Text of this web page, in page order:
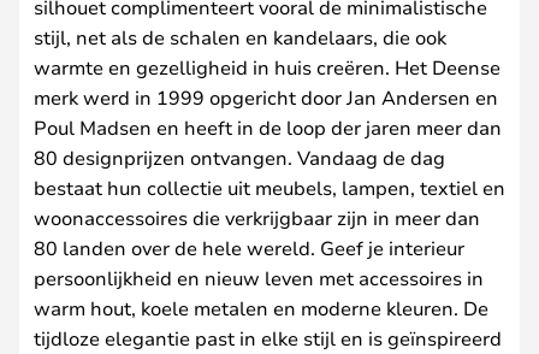
silhouet complimenteert vooral de minimalistische
stijl, net als de schalen en kandelaars, die ook
warmte en gezelligheid in huis creëren. Het Deense
merk werd in 1999 opgericht door Jan Andersen en
Poul Madsen en heeft in de loop der jaren meer dan
80 designprijzen ontvangen. Vandaag de dag
bestaat hun collectie uit meubels, lampen, textiel en
woonaccessoires die verkrijgbaar zijn in meer dan
80 landen over de hele wereld. Geef je interieur
persoonlijkheid en nieuw leven met accessoires in
warm hout, koele metalen en moderne kleuren. De
tijdloze elegantie past in elke stijl en is geïnspireerd